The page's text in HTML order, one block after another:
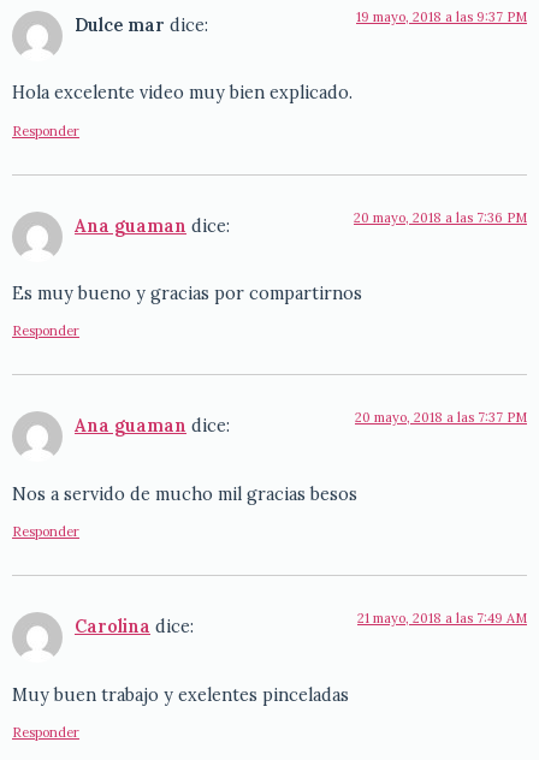
Dulce mar dice: 19 mayo, 2018 a las 9:37 PM
Hola excelente video muy bien explicado.
Responder
Ana guaman dice: 20 mayo, 2018 a las 7:36 PM
Es muy bueno y gracias por compartirnos
Responder
Ana guaman dice: 20 mayo, 2018 a las 7:37 PM
Nos a servido de mucho mil gracias besos
Responder
Carolina dice: 21 mayo, 2018 a las 7:49 AM
Muy buen trabajo y exelentes pinceladas
Responder